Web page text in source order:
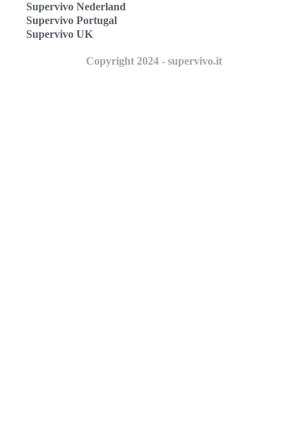
Supervivo Nederland
Supervivo Portugal
Supervivo UK
Copyright 2024 - supervivo.it